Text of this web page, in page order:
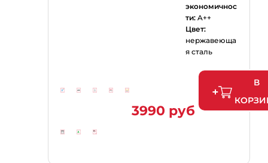
экономичнос
ти: A++
Цвет:
нержавеюща
я сталь
3990 руб
В